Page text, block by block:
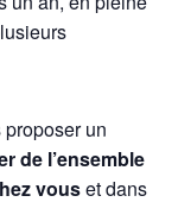
un
de l’ensemble
vouset dans